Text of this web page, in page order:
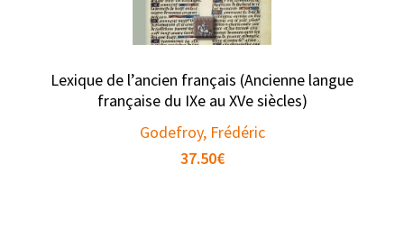
Lexique de l’ancien français (Ancienne langue
française du IXe au XVe siècles)
Godefroy, Frédéric
37.50€